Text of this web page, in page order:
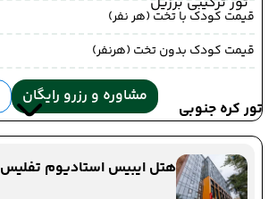
تور کره جنوبی
قیمت کودک با تخت (هر نفر)
قیمت کودک بدون تخت (هرنفر)
مشاوره و رزرو رایگان
هتل ایبیس استادیوم تفلیس